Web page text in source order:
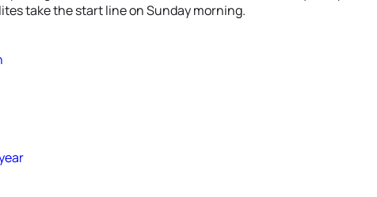
take the start line on Sunday morning.